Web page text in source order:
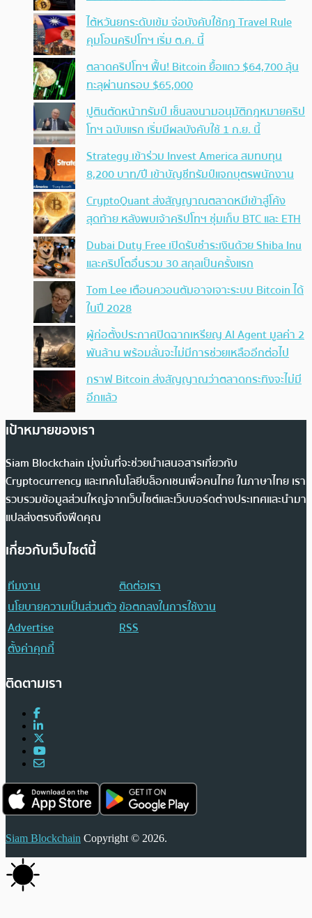
ไต้หวันยกระดับเข้ม จ่อบังคับใช้กฏ Travel Rule
คุมโอนคริปโทฯ เริ่ม ต.ค. นี้
ตลาดคริปโทฯ ฟื้น! Bitcoin ยื้อแถว $64,700 ลุ้น
ทะลุผ่านกรอบ $65,000
ปูตินตัดหน้าทรัมป์ เซ็นลงนามอนุมัติกฎหมายคริป
โทฯ ฉบับแรก เริ่มมีผลบังคับใช้ 1 ก.ย. นี้
Strategy เข้าร่วม Invest America สมทบทุน
8,200 บาท/ปี เข้าบัญชีทรัมป์แจกบุตรพนักงาน
CryptoQuant ส่งสัญญาณตลาดหมีเข้าสู่โค้ง
สุดท้าย หลังพบเจ้าคริปโทฯ ซุ่มเก็บ BTC และ ETH
Dubai Duty Free เปิดรับชำระเงินด้วย Shiba Inu
และคริปโตอื่นรวม 30 สกุลเป็นครั้งแรก
Tom Lee เตือนควอนตัมอาจเจาะระบบ Bitcoin ได้
ในปี 2028
ผู้ก่อตั้งประกาศปิดฉากเหรียญ AI Agent มูลค่า 2
พันล้าน พร้อมลั่นจะไม่มีการช่วยเหลืออีกต่อไป
กราฟ Bitcoin ส่งสัญญาณว่าตลาดกระทิงจะไม่มี
อีกแล้ว
เป้าหมายของเรา
Siam Blockchain มุ่งมั่นที่จะช่วยนำเสนอสารเกี่ยวกับ
Cryptocurrency และเทคโนโลยีบล็อกเชนเพื่อคนไทย ในภาษาไทย เรา
รวบรวมข้อมูลส่วนใหญ่จากเว็บไซต์และเว็บบอร์ดต่างประเทศและนำมา
แปลส่งตรงถึงฟีดคุณ
เกี่ยวกับเว็บไซต์นี้
ทีมงาน
ติดต่อเรา
นโยบายความเป็นส่วนตัวข้อตกลงในการใช้งาน
Advertise
RSS
ตั้งค่าคุกกี้
ติดตามเรา
Siam Blockchain Copyright © 2026.